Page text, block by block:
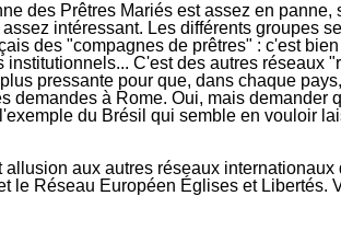
des Prêtres Mariés est assez en
intéressant. Les différents groupes
des "compagnes de prêtres" : c'est
institutionnels... C'est des autres réseaux
pressante pour que, dans chaque
demandes à Rome. Oui, mais demander
du Brésil qui semble en vouloir
allusion aux autres réseaux
le Réseau Européen Églises et Libertés.